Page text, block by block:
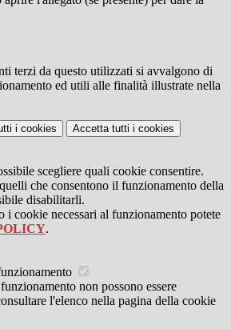
terzi da questo utilizzati si avvalgono di
ed utili alle finalità illustrate nella
i cookies Accetta tutti i cookies
scegliere quali cookie consentire.
che consentono il funzionamento della
disabilitarli.
i cookie necessari al funzionamento potete
.
non possono essere
l'elenco nella pagina della cookie